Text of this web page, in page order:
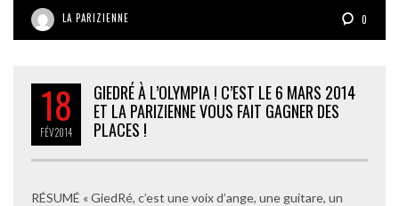
LA PARIZIENNE 0
18
FÉV2014
GIEDRÉ À L’OLYMPIA ! C’EST LE 6 MARS 2014
ET LA PARIZIENNE VOUS FAIT GAGNER DES
PLACES !
RÉSUMÉ « GiedRé, c’est une voix d’ange, une guitare, un